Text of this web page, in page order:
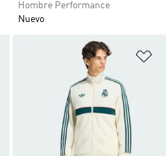
Hombre Performance
Nuevo
Añadir a la lista de deseos